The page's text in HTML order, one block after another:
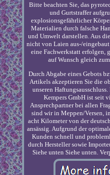
Bitte beachten Sie, das
und Gurtstraffer
explosionsgefährlicher
Materialien durch falsche
und Umwelt darstellen. Aus
nicht von Laien aus-/
eine Fachwerkstatt erfolgen,
auf Wunsch gleich
Durch Abgabe eines Gebots
Artikels akzeptieren Sie die
unseren
Kempers GmbH ist seit
Ansprechpartner bei allen
sind wir in Meppen/Versen,
acht Kilometer von der
ansässig. Aufgrund der
Kunden schnell und
durch Hersteller sowie
Siehe unten Siehe unten.